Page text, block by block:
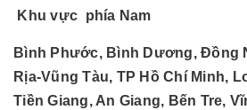
Khu vực phía Nam
Bình Phước, Bình Dương, Đồng
Rịa-Vũng Tàu, TP Hồ Chí Minh,
Tiền Giang, An Giang, Bến Tre,